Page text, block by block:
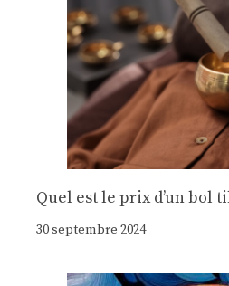
Quel est le prix d’un bol
30 septembre 2024